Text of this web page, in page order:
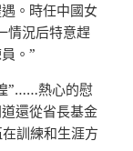
。時任中國女
情況后特意趕
。”
”……熱心的慰
還從省長基金
訓練和生涯方